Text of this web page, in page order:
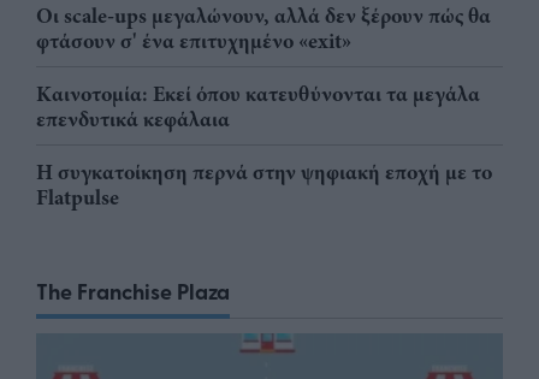
Οι scale-ups μεγαλώνουν, αλλά δεν ξέρουν πώς θα
φτάσουν σ' ένα επιτυχημένο «exit»
Καινοτομία: Εκεί όπου κατευθύνονται τα μεγάλα
επενδυτικά κεφάλαια
Η συγκατοίκηση περνά στην ψηφιακή εποχή με το
Flatpulse
The Franchise Plaza